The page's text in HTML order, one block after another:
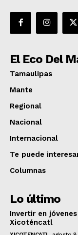
El Eco Del
Tamaulipas
Mante
Regional
Nacional
Internacional
Te puede
Columnas
Lo último
Invertir en
Xicoténcatl